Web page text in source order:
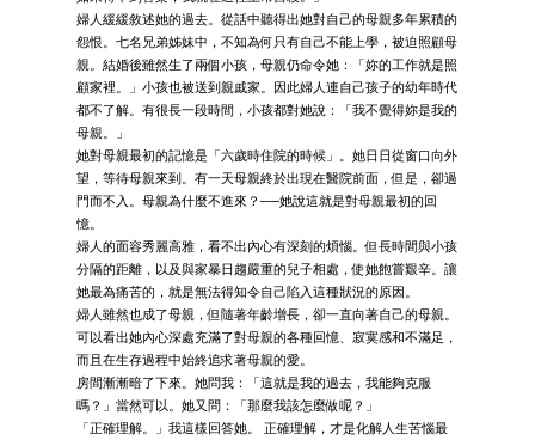
婦人緩緩敘述她的過去。從話中聽得出她對自己的母親多年累積的
怨恨。七名兄弟姊妹中，不知為何只有自己不能上學，被迫照顧母
親。結婚後雖然生了兩個小孩，母親仍命令她：「妳的工作就是照
顧家裡。」小孩也被送到親戚家。因此婦人連自己孩子的幼年時代
都不了解。有很長一段時間，小孩都對她說：「我不覺得妳是我的
母親。」
她對母親最初的記憶是「六歲時住院的時候」。她日日從窗口向外
望，等待母親來到。有一天母親終於出現在醫院前面，但是，卻過
門而不入。母親為什麼不進來？──她說這就是對母親最初的回
憶。
婦人的面容秀麗高雅，看不出內心有深刻的煩惱。但長時間與小孩
分隔的距離，以及與家暴日趨嚴重的兒子相處，使她飽嘗艱辛。讓
她最為痛苦的，就是無法得知令自己陷入這種狀況的原因。
婦人雖然也成了母親，但隨著年齡增長，卻一直向著自己的母親。
可以看出她內心深處充滿了對母親的各種回憶、寂寞感和不滿足，
而且在生存過程中始終追求著母親的愛。
房間漸漸暗了下來。她問我：「這就是我的過去，我能夠克服
嗎？」當然可以。她又問：「那麼我該怎麼做呢？」
「正確理解。」我這樣回答她。 正確理解，才是化解人生苦惱最